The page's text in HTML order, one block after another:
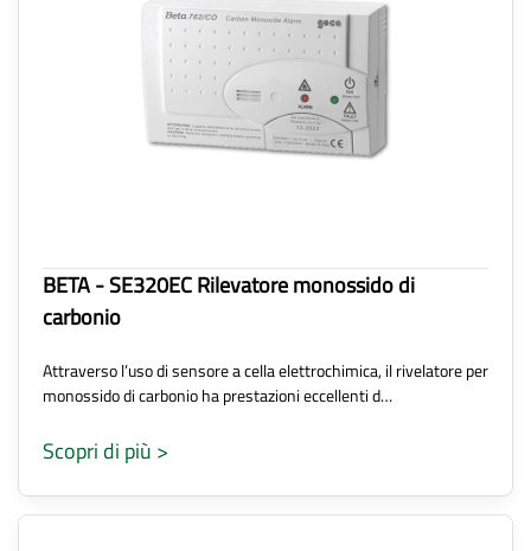
BETA - SE320EC Rilevatore monossido di
carbonio
Attraverso l’uso di sensore a cella elettrochimica, il rivelatore per
monossido di carbonio ha prestazioni eccellenti d…
Scopri di più >